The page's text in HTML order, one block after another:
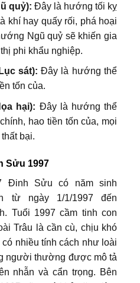
quỷ): Đây là hướng tối kỵ
khí hay quấy rối, phá hoại
Ngũ quỷ sẽ khiến gia
phi khẩu nghiệp.
sát): Đây là hướng thể
tốn của.
hại): Đây là hướng thể
hao tiền tốn của, mọi
bại.
Sửu 1997
Đinh Sửu có năm sinh
từ ngày 1/1/1997 đến
Tuổi 1997 cầm tinh con
Trâu là cần cù, chịu khó
nhiều tính cách như loài
người thường được mô tả
nhẫn và cẩn trọng. Bên